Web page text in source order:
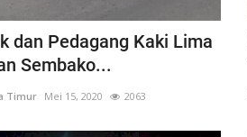
dan Pedagang Kaki Lima
Sembako...
Timur Mei 15, 2020 2063